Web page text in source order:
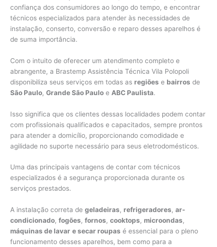
confiança dos consumidores ao longo do tempo, e encontrar
técnicos especializados para atender às necessidades de
instalação, conserto, conversão e reparo desses aparelhos é
de suma importância.
Com o intuito de oferecer um atendimento completo e
abrangente, a Brastemp Assistência Técnica Vila Polopoli
disponibiliza seus serviços em todas as regiões e bairros de
São Paulo,Grande São Paulo e ABC Paulista.
Isso significa que os clientes dessas localidades podem contar
com profissionais qualificados e capacitados, sempre prontos
para atender a domicílio, proporcionando comodidade e
agilidade no suporte necessário para seus eletrodomésticos.
Uma das principais vantagens de contar com técnicos
especializados é a segurança proporcionada durante os
serviços prestados.
A instalação correta degeladeiras, refrigeradores,ar-
condicionado,fogões,fornos,cooktops, microondas,
máquinas de lavar e secar roupas é essencial para o pleno
funcionamento desses aparelhos, bem como para a